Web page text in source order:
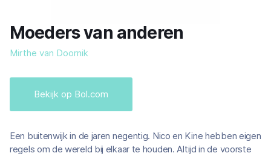
Moeders van anderen
Mirthe van Doornik
Bekijk op Bol.com
Een buitenwijk in de jaren negentig. Nico en Kine hebben eigen
regels om de wereld bij elkaar te houden. Altijd in de voorste